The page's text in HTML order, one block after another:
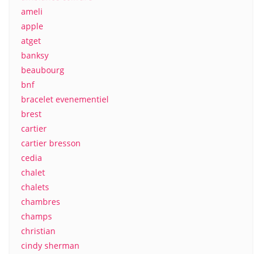
ameli
apple
atget
banksy
beaubourg
bnf
bracelet evenementiel
brest
cartier
cartier bresson
cedia
chalet
chalets
chambres
champs
christian
cindy sherman